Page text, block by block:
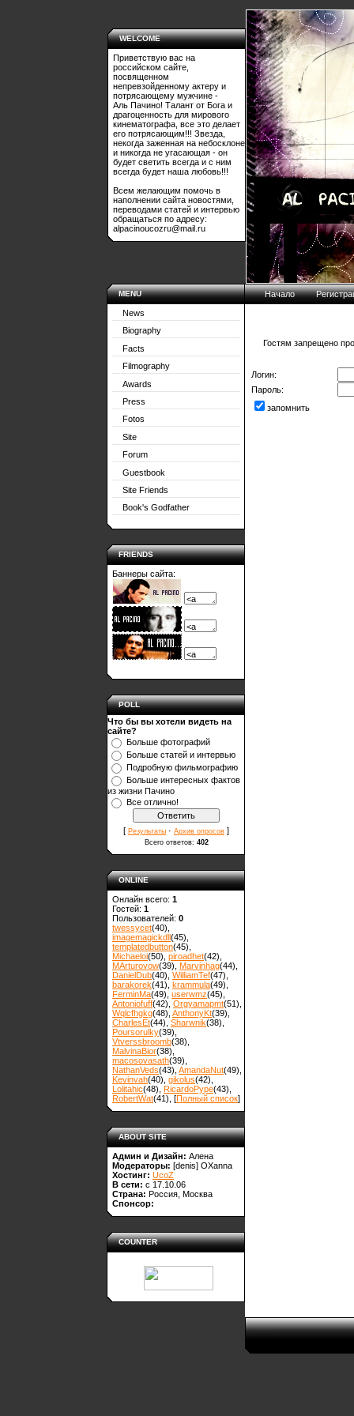
WELCOME
Приветствую вас на
российском сайте,
посвященном
непревзойденному актеру и
потрясающему мужчине -
Аль Пачино! Талант от Бога и
драгоценность для мирового
кинематографа, все это делает
его потрясающим!!! Звезда,
некогда заженная на небосклоне
и никогда не угасающая - он
будет светить всегда и с ним
всегда будет наша любовь!!!
Всем желающим помочь в
наполнении сайта новостями,
переводами статей и интервью
обращаться по адресу:
alpacinoucozru@mail.ru
MENU
News
Biography
Facts
Filmography
Awards
Press
Fotos
Site
Forum
Guestbook
Site Friends
Book's Godfather
FRIENDS
Баннеры сайта:
POLL
Что бы вы хотели видеть на
сайте?
Больше фотографий
Больше статей и интервью
Подробную фильмографию
Больше интересных фактов
из жизни Пачино
Все отлично!
[ Результаты · Архив опросов ]
Всего ответов: 402
ONLINE
Онлайн всего: 1
Гостей: 1
Пользователей: 0
twessycet(40)
imagemagickdll(45)
templatedbutton(45)
Michaeloi(50) piroadhet(42)
MArturovow(39) Marvinhag(44)
DanielDub(40) WilliamTef(47)
barakorek(41) krammula(49)
FerminMa(49) userwmz(45)
Antoniofuff(42) Orgyamapmt(51)
Wqlcfhgkg(48) AnthonyKt(39)
CharlesEt(44) Sharwnik(38)
Poursorulky(39)
Vtverssbroomb(38)
MalvinaBior(38)
macosovasath(39)
NathanVeds(43) AmandaNut(49)
Kevinvah(40) gikolus(42)
Lolitahic(48) RicardoPype(43)
RobertWat(41) , [Полный список]
ABOUT SITE
Админ и Дизайн: Алена
Модераторы: [denis] OXanna
Хостинг: UcoZ
В сети: с 17.10.06
Страна: Россия, Москва
Спонсор:
COUNTER
Начало
Гостям запрещено
Логин:
Пароль:
запомнить